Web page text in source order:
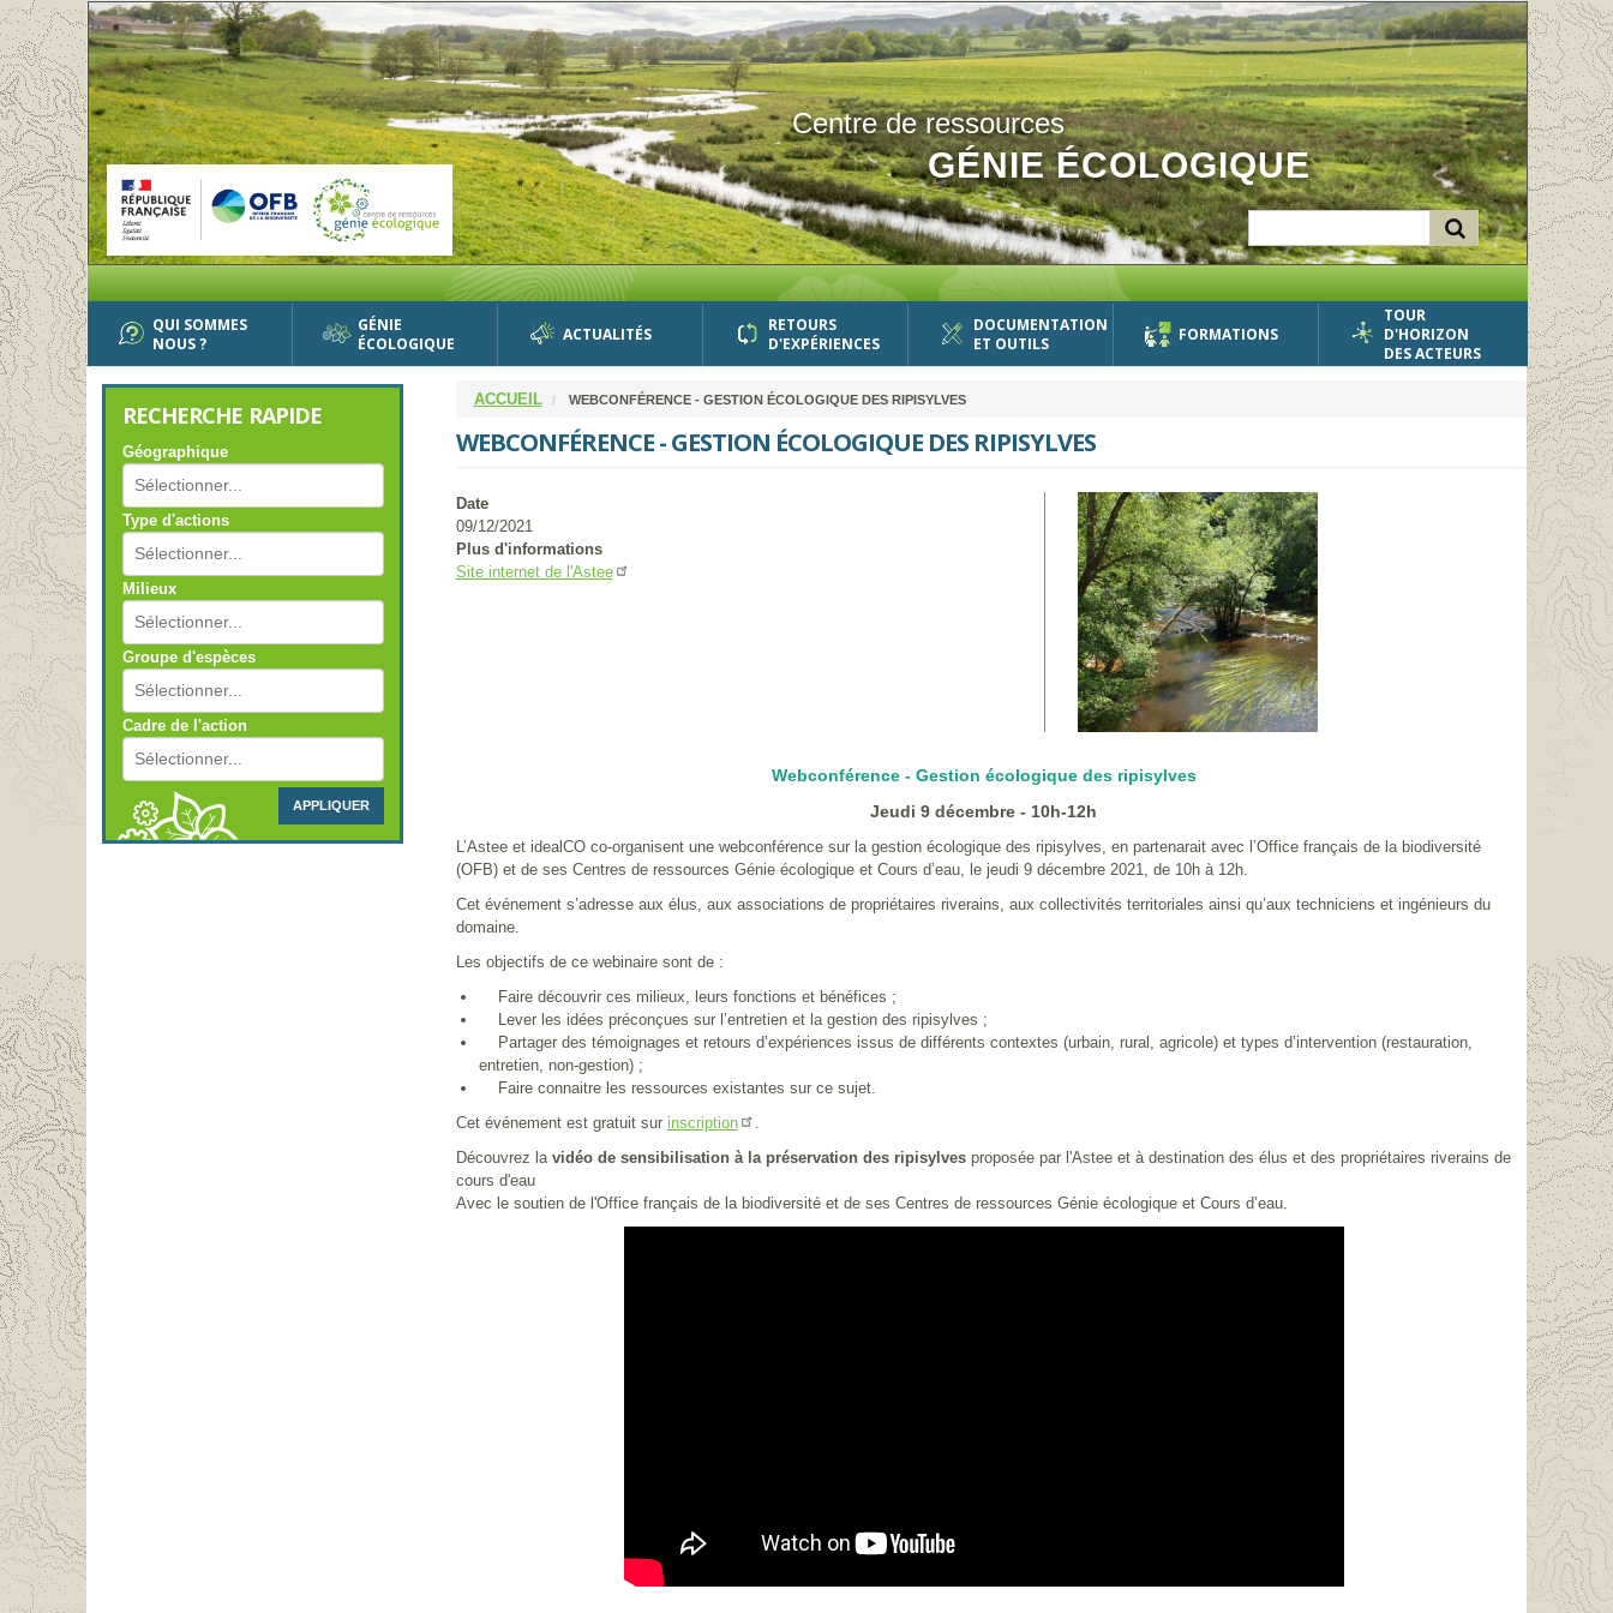
Aller
au
contenu
principal
Centre de ressources
GÉNIE ÉCOLOGIQUE
QUI SOMMES
NOUS ?
GÉNIE
ÉCOLOGIQUE
ACTUALITÉS
RETOURS
D'EXPÉRIENCES
DOCUMENTATION
ET OUTILS
FORMATIONS
TOUR
D'HORIZON
DES ACTEURS
RECHERCHE RAPIDE
Géographique
Type d'actions
Milieux
Groupe d'espèces
Cadre de l'action
APPLIQUER
ACCUEIL WEBCONFÉRENCE - GESTION ÉCOLOGIQUE DES RIPISYLVES
WEBCONFÉRENCE - GESTION ÉCOLOGIQUE DES RIPISYLVES
Date
09/12/2021
Plus d'informations
Site internet de l'Astee
Webconférence - Gestion écologique des ripisylves
Jeudi 9 décembre - 10h-12h
L’Astee et idealCO co-organisent une webconférence sur la gestion écologique des ripisylves, en partenarait avec l’Office français de la biodiversité
(OFB) et de ses Centres de ressources Génie écologique et Cours d’eau, le jeudi 9 décembre 2021, de 10h à 12h.
Cet événement s’adresse aux élus, aux associations de propriétaires riverains, aux collectivités territoriales ainsi qu’aux techniciens et ingénieurs du
domaine.
Les objectifs de ce webinaire sont de :
Faire découvrir ces milieux, leurs fonctions et bénéfices ;
Lever les idées préconçues sur l’entretien et la gestion des ripisylves ;
Partager des témoignages et retours d’expériences issus de différents contextes (urbain, rural, agricole) et types d’intervention (restauration,
entretien, non-gestion) ;
Faire connaitre les ressources existantes sur ce sujet.
Cet événement est gratuit sur inscription
.
Découvrez la vidéo de sensibilisation à la préservation des ripisylvesproposée par l'Astee et à destination des élus et des propriétaires riverains de
cours d'eau
Avec le soutien de l'Office français de la biodiversité et de ses Centres de ressources Génie écologique et Cours d’eau.